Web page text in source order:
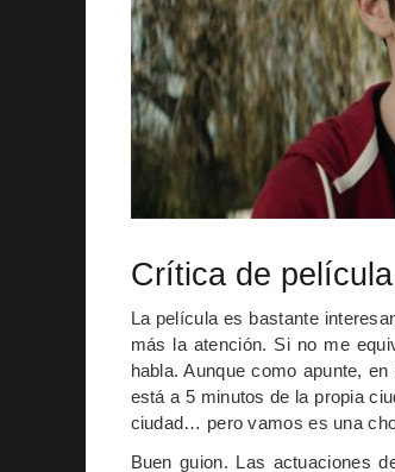
Crítica de película
La película es bastante
más la atención. Si no me
habla. Aunque como apunte,
está a 5 minutos de la propia
ciudad… pero vamos es una
Buen guion. Las actuaciones